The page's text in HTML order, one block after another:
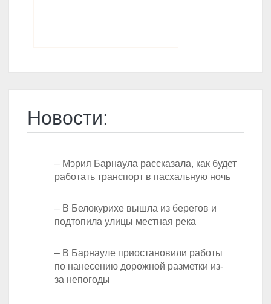
Новости:
– Мэрия Барнаула рассказала, как будет
работать транспорт в пасхальную ночь
– В Белокурихе вышла из берегов и
подтопила улицы местная река
– В Барнауле приостановили работы
по нанесению дорожной разметки из-
за непогоды